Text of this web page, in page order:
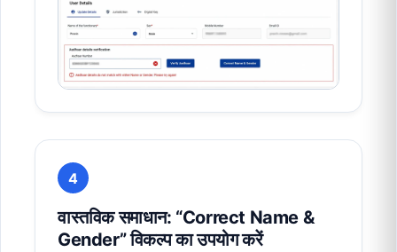
4
वास्तविक समाधान: “Correct Name &
Gender” विकल्प का उपयोग करें